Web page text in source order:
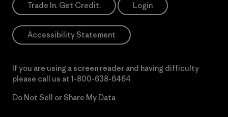
Trade In. Get Credit. Login
Accessibility Statement
If you are using a screen reader and having difficulty
please call us at 1-800-638-6464
Do Not Sell or Share My Data